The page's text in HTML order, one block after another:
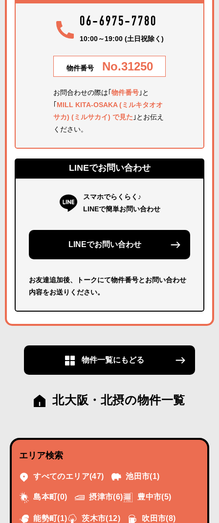
06-6975-7780
10:00～19:00 (土日祝除く)
物件番号 No.31250
お問合わせの際は｢ 物件番号 ｣と
MILL KITA-OSAKA (ミルキタオオ
サカ) (ミルサカイ) で見た ｣とお伝え
ください。
LINEでお問い合わせ
スマホでらくらく♪
LINEで簡単お問い合わせ
LINEでお問い合わせ
お友達追加後、トークにて物件番号とお問い合わせ
内容をお送りください。
物件一覧にもどる
北大阪・北摂の物件一覧
エリア検索
すべてのエリア(47) 池田市(1)
島本町(0) 摂津市(6) 豊中市(5)
能勢町(1) 茨木市(12) 吹田市(8)